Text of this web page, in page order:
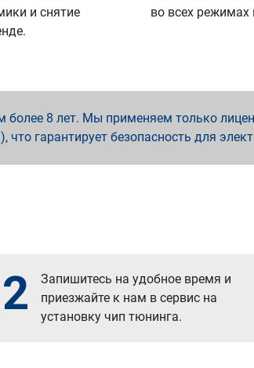
и снятие
во всех режимах
8 лет. Мы применяем только
что гарантирует безопасность для
2
Запишитесь на удобное время и
приезжайте к нам в сервис на
установку чип тюнинга.